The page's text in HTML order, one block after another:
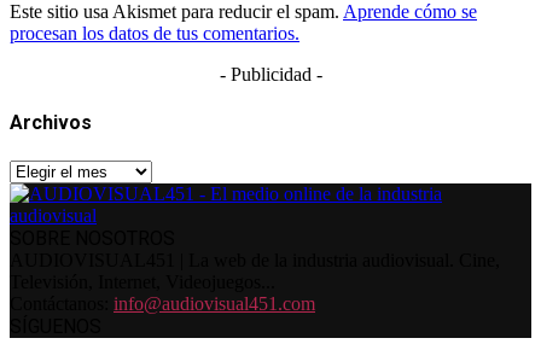
Este sitio usa Akismet para reducir el spam. Aprende cómo se
procesan los datos de tus comentarios.
- Publicidad -
Archivos
Archivos
info@audiovisual451.com